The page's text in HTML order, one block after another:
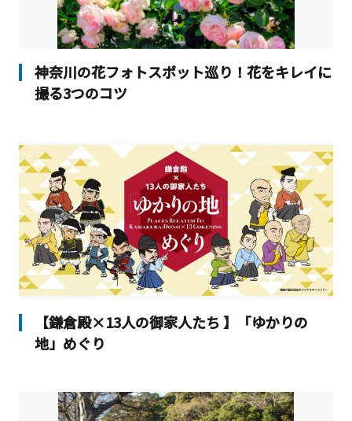
神奈川の花フォトスポット巡り！花をキレイに
撮る3つのコツ
【鎌倉殿×13人の御家人たち 】「ゆかりの
地」めぐり